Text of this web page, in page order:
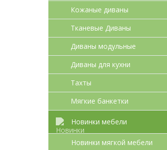
Кожаные диваны
Тканевые Диваны
Диваны модульные
Диваны для кухни
Тахты
Мягкие банкетки
Новинки мебели
Новинки мягкой мебели